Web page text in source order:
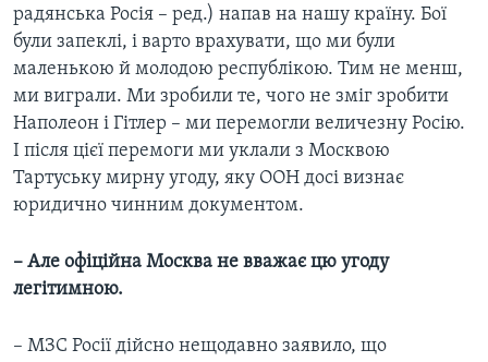
радянська Росія – ред.) напав на нашу країну. Бої
були запеклі, і варто врахувати, що ми були
маленькою й молодою республікою. Тим не менш,
ми виграли. Ми зробили те, чого не зміг зробити
Наполеон і Гітлер – ми перемогли величезну Росію.
І після цієї перемоги ми уклали з Москвою
Тартуську мирну угоду, яку ООН досі визнає
юридично чинним документом.
– Але офіційна Москва не вважає цю угоду
легітимною.
– МЗС Росії дійсно нещодавно заявило, що